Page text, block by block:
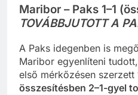
Maribor – Paks 1–1
TOVÁBBJUTOTT A
A Paks idegenben is
Maribor egyenlíteni
első mérkőzésen
összesítésben 2–1-gyel